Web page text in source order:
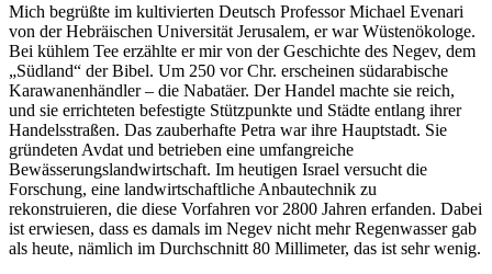
Mich begrüßte im kultivierten Deutsch Professor Michael Evenari
von der Hebräischen Universität Jerusalem, er war Wüstenökologe.
Bei kühlem Tee erzählte er mir von der Geschichte des Negev, dem
Südland
der Bibel. Um 250 vor Chr. erscheinen südarabische
Karawanenhändler – die Nabatäer. Der Handel machte sie reich,
und sie errichteten befestigte Stützpunkte und Städte entlang ihrer
Handelsstraßen. Das zauberhafte Petra war ihre Hauptstadt. Sie
gründeten Avdat und betrieben eine umfangreiche
Bewässerungslandwirtschaft. Im heutigen Israel versucht die
Forschung, eine landwirtschaftliche Anbautechnik zu
rekonstruieren, die diese Vorfahren vor 2800 Jahren erfanden. Dabei
ist erwiesen, dass es damals im Negev nicht mehr Regenwasser gab
als heute, nämlich im Durchschnitt 80 Millimeter, das ist sehr wenig.